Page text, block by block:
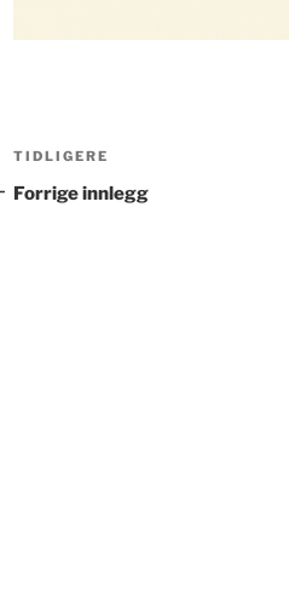
Innleggsnavigasjon
Forrige
innlegg
TIDLIGERE
Forrige innlegg